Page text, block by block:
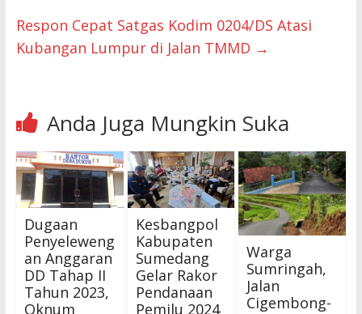
Respon Cepat Satgas Kodim 0204/DS Atasi
Kubangan Lumpur di Jalan TMMD →
Anda Juga Mungkin Suka
Dugaan
Penyeleweng
an Anggaran
DD Tahap II
Tahun 2023,
Oknum
Kesbangpol
Kabupaten
Sumedang
Gelar Rakor
Pendanaan
Pemilu 2024
Warga
Sumringah,
Jalan
Cigembong-